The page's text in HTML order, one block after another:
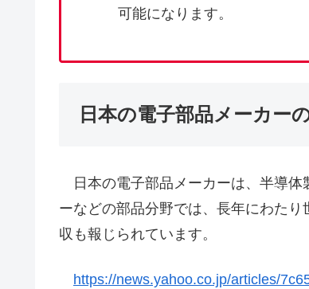
可能になります。
日本の電子部品メーカー
日本の電子部品メーカーは、半導体
ーなどの部品分野では、長年にわた
収も報じられています。
https://news.yahoo.co.jp/articles/